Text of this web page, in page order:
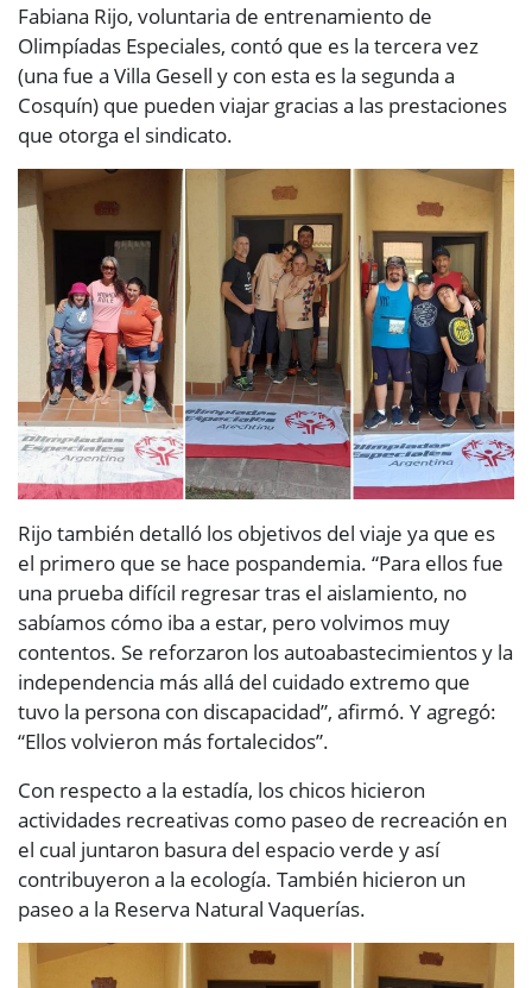
Fabiana Rijo, voluntaria de entrenamiento de
Olimpíadas Especiales, contó que es la tercera vez
(una fue a Villa Gesell y con esta es la segunda a
Cosquín) que pueden viajar gracias a las prestaciones
que otorga el sindicato.
Rijo también detalló los objetivos del viaje ya que es
el primero que se hace pospandemia. “Para ellos fue
una prueba difícil regresar tras el aislamiento, no
sabíamos cómo iba a estar, pero volvimos muy
contentos. Se reforzaron los autoabastecimientos y la
independencia más allá del cuidado extremo que
tuvo la persona con discapacidad”, afirmó. Y agregó:
“Ellos volvieron más fortalecidos”.
Con respecto a la estadía, los chicos hicieron
actividades recreativas como paseo de recreación en
el cual juntaron basura del espacio verde y así
contribuyeron a la ecología. También hicieron un
paseo a la Reserva Natural Vaquerías.